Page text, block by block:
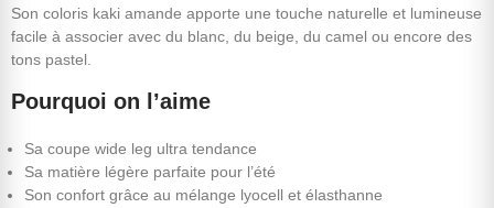
Son coloris kaki amande apporte une touche naturelle et lumineuse
facile à associer avec du blanc, du beige, du camel ou encore des
tons pastel.
Pourquoi on l’aime
Sa coupe wide leg ultra tendance
Sa matière légère parfaite pour l’été
Son confort grâce au mélange lyocell et élasthanne